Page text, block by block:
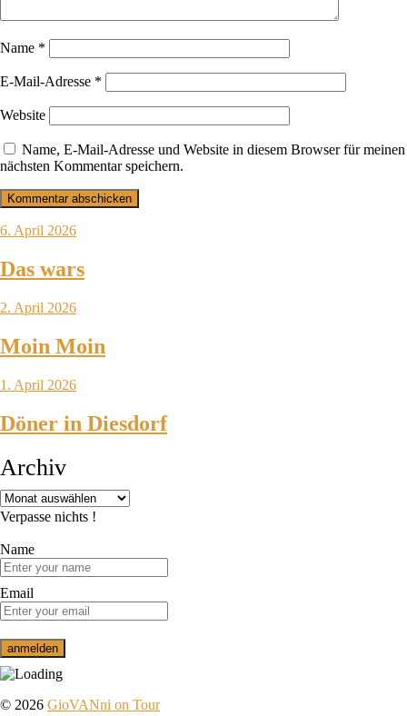
Name *
E-Mail-Adresse *
Website
Name, E-Mail-Adresse und Website in diesem Browser für meinen
nächsten Kommentar speichern.
6. April 2026
Das wars
2. April 2026
Moin Moin
1. April 2026
Döner in Diesdorf
Archiv
Verpasse nichts !
Name
Email
© 2026 GioVANni on Tour